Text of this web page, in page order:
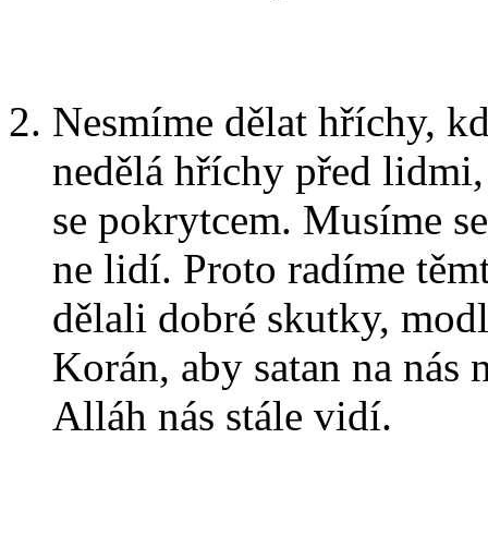
Nesmíme dělat hříchy,
nedělá hříchy před lidmi,
se pokrytcem. Musíme
ne lidí. Proto radíme
dělali dobré skutky,
Korán, aby satan na
Alláh nás stále vidí.